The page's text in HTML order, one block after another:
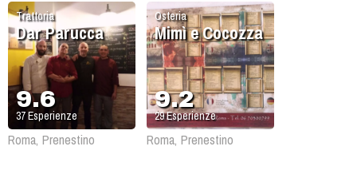
Trattoria
Dar Parucca
9.6
37Esperienze
Roma, Prenestino
Osteria
Mimì e Cocozza
9.2
29Esperienze
Roma, Prenestino